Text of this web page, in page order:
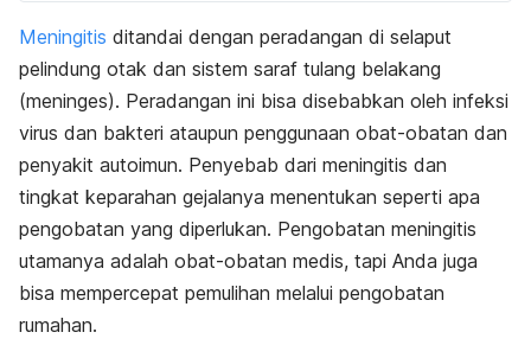
Meningitis ditandai dengan peradangan di selaput
pelindung otak dan sistem saraf tulang belakang
(meninges). Peradangan ini bisa disebabkan oleh infeksi
virus dan bakteri ataupun penggunaan obat-obatan dan
penyakit autoimun. Penyebab dari meningitis dan
tingkat keparahan gejalanya menentukan seperti apa
pengobatan yang diperlukan. Pengobatan meningitis
utamanya adalah obat-obatan medis, tapi Anda juga
bisa mempercepat pemulihan melalui pengobatan
rumahan.